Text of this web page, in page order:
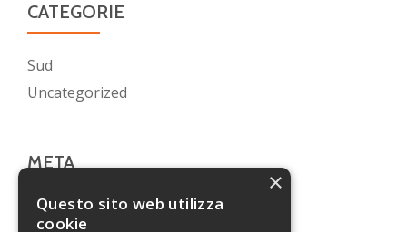
CATEGORIE
Sud
Uncategorized
META
Accedi
×
Questo sito web utilizza
cookie